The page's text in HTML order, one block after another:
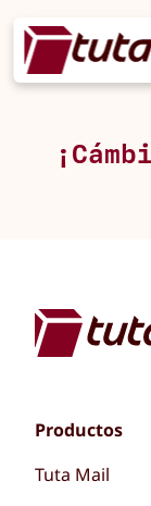
Productos
Tuta Mail